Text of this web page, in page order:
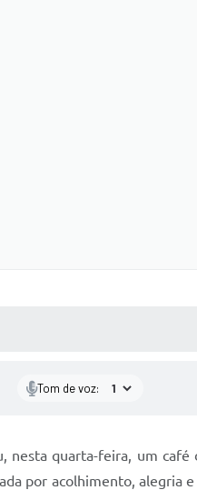
Tom de voz:
quarta-feira, um
por acolhimento, alegria